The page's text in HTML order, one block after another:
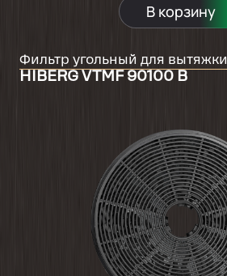
В корзину
Фильтр угольный для вытяжки
HIBERG VTMF 90100 B